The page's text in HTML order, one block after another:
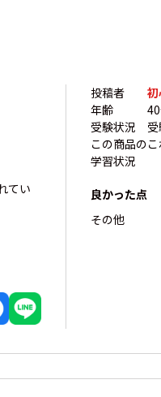
てい
投稿者
年齢
受験状況
この商品の
学習状況
良かった点
その他